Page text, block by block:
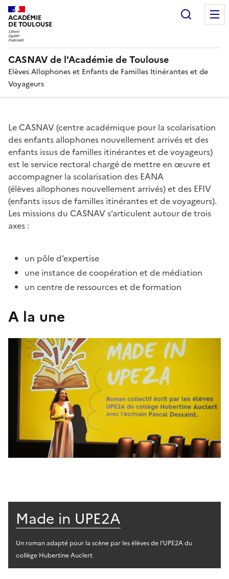
ACADÉMIE
DE TOULOUSE
CASNAV de l'Académie de Toulouse
Elèves Allophones et Enfants de Familles Itinérantes et de
Voyageurs
Le CASNAV (centre académique pour la scolarisation
des enfants allophones nouvellement arrivés et des
enfants issus de familles itinérantes et de voyageurs)
est le service rectoral chargé de mettre en œuvre et
accompagner la scolarisation des EANA
(élèves allophones nouvellement arrivés) et des EFIV
(enfants issus de familles itinérantes et de voyageurs).
Les missions du CASNAV s’articulent autour de trois
axes :
un pôle d’expertise
une instance de coopération et de médiation
un centre de ressources et de formation
A la une
Made in UPE2A
Un roman adapté pour la scène par les élèves de l'UPE2A du
collège Hubertine Auclert